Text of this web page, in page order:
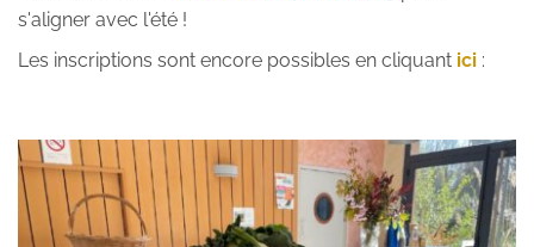
s'aligner avec l'été !
Les inscriptions sont encore possibles en cliquant ici :